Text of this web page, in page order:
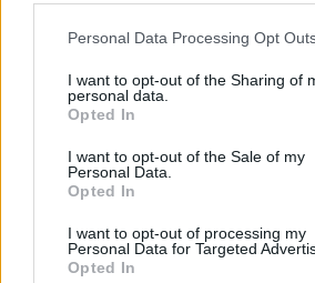
Personal Data Processing Opt
I want to opt-out of the Sharing of
personal data.
Opted In
I want to opt-out of the Sale of my
Personal Data.
Opted In
I want to opt-out of processing my
Personal Data for Targeted
Opted In
Metlen: Ρεκόρ EBITDA στο α'
εξάμηνο, στα 550 εκατ. ευρώ –
Καθαρά κέρδη 313 εκατ. ευρώ
Ειδικό
Η Chery επενδύει 75 εκατ. δολάρια στην KG